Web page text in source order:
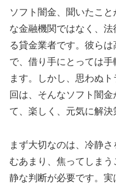
ソフト闇金、聞いたこ
な金融機関ではなく、
る貸金業者です。彼ら
で、借り手にとっては
ます。しかし、思わぬ
回は、そんなソフト闇
て、楽しく、元気に解決
まず大切なのは、冷静
むあまり、焦ってしま
静な判断が必要です。